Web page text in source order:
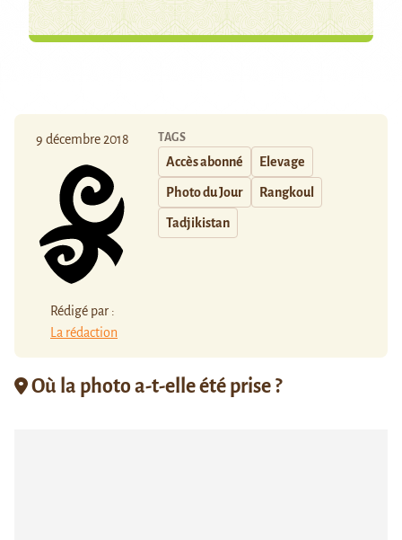
9 décembre 2018
Rédigé par :
La rédaction
TAGS
Accès abonné Elevage
Photo du Jour Rangkoul
Tadjikistan
Où la photo a-t-elle été prise ?